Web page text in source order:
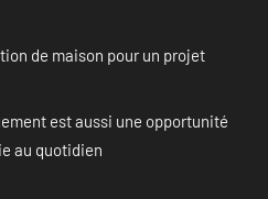
de maison pour un projet
est aussi une opportunité
au quotidien